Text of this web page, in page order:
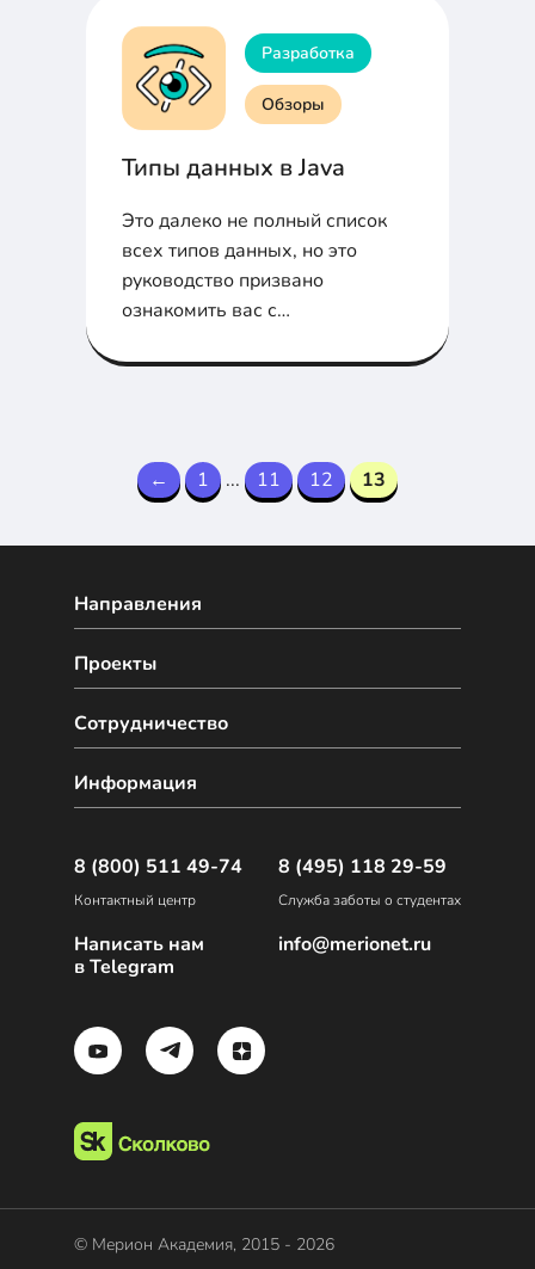
каковы их компоненты.
Разработка
Обзоры
Типы дaнных в Java
Это далеко не полный список
всех типов данных, но это
руководство призвано
ознакомить вас с
← 1 ... 11 12 13
Направления
Сотрудничество
Проекты
Информация
8 (800) 511 49-74
Контактный центр
Написать нам
в Telegram
8 (495) 118 29-59
Служба заботы о студентах
info@merionet.ru
© Мерион Академия, 2015 - 2026